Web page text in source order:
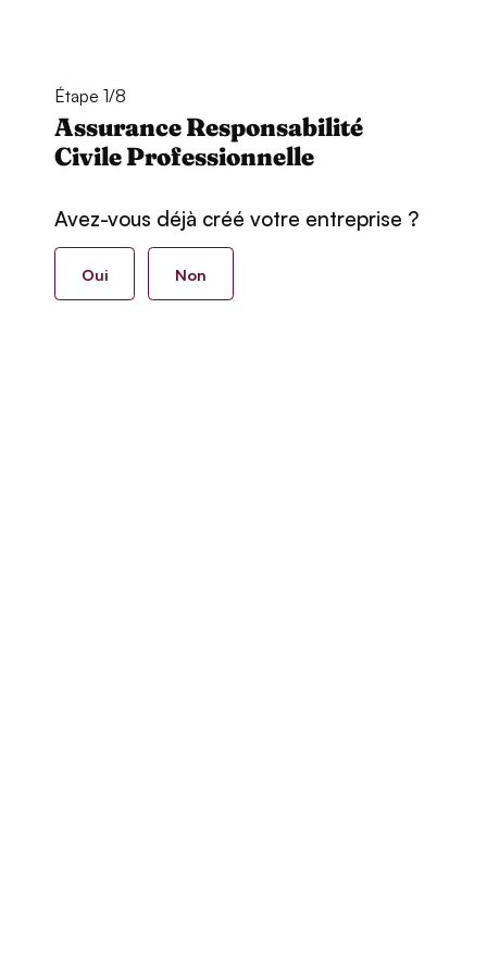
Étape 1/8
Assurance Responsabilité
Civile Professionnelle
Avez-vous déjà créé votre entreprise ?
Oui Non